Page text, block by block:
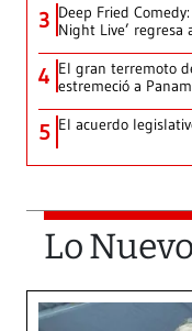
3 Deep Fried
Night Live’ regresa
4 El gran terremoto
estremeció a
5 El acuerdo
Lo Nuevo